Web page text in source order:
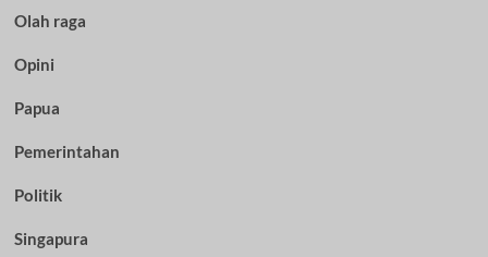
Olah raga
Opini
Papua
Pemerintahan
Politik
Singapura